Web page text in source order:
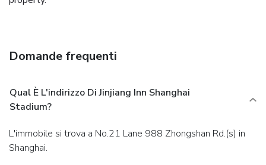
Domande frequenti
Qual È L'indirizzo Di Jinjiang Inn Shanghai
Stadium?
L'immobile si trova a No.21 Lane 988 Zhongshan Rd.(s) in
Shanghai.